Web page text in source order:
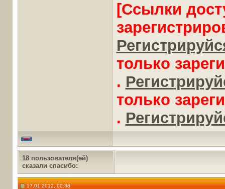
[Ссылки
только
.
только
.
18 пользователя(ей)
сказали cпасибо:
17.01.2012, 00:38